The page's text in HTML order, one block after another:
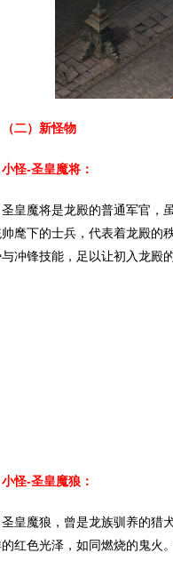
（二）新怪物
小怪-圣皇魔将：
魔将是龙殿的普通军官，虽
帅麾下的士兵，代表着龙殿的
冲锋技能，足以让初入龙殿
小怪-圣皇魔狼：
魔狼，曾是龙族驯养的猎犬
红色光泽，如同燃烧的鬼火